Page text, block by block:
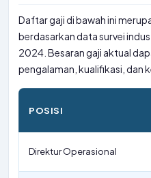
Daftar gaji di bawah ini
berdasarkan data survei
2024. Besaran gaji aktual
pengalaman, kualifikasi, dan
POSISI
Direktur Operasional